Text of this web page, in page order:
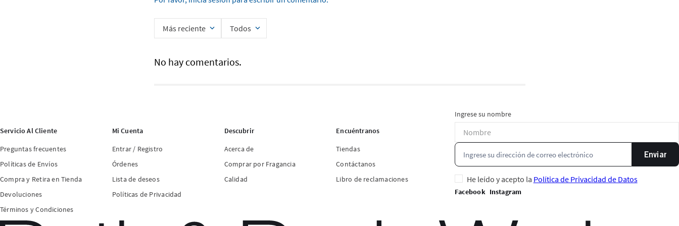
Más reciente Todos
No hay comentarios.
Servicio Al Cliente
Preguntas frecuentes
Políticas de Envíos
Compra y Retira en Tienda
Devoluciones
Términos y Condiciones
Mi Cuenta
Entrar / Registro
Órdenes
Lista de deseos
Políticas de Privacidad
Descubrir
Acerca de
Comprar por Fragancia
Calidad
Encuéntranos
Tiendas
Contáctanos
Libro de reclamaciones
Ingrese su nombre
Enviar
He leído y acepto la Política de Privacidad de Datos